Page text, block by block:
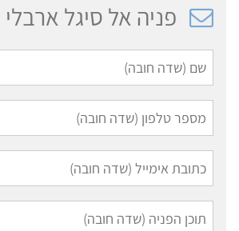
פניה אל סיגל ארבלי